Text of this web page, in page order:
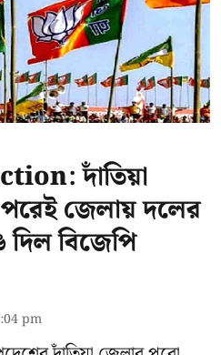
দাঁতিয়া
পরেই জেলায় দলের
দিল বিজেপি
pm